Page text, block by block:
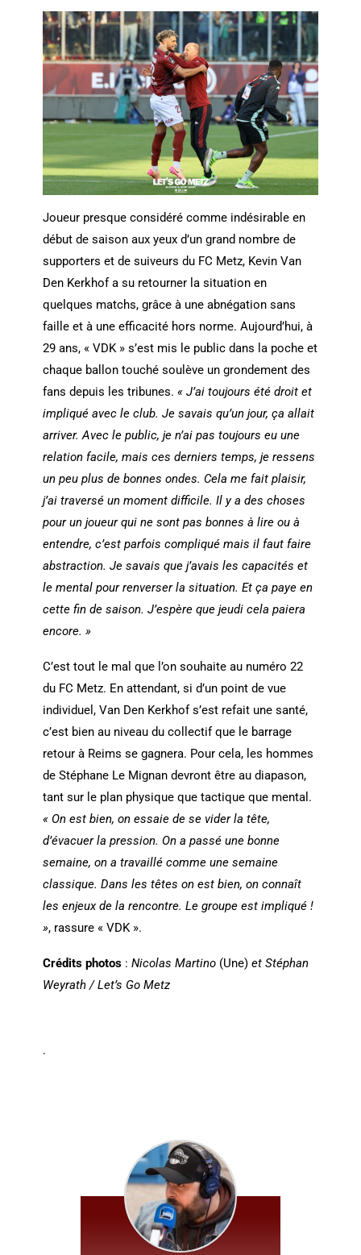
Joueur presque considéré comme indésirable en
début de saison aux yeux d’un grand nombre de
supporters et de suiveurs du FC Metz, Kevin Van
Den Kerkhof a su retourner la situation en
quelques matchs, grâce à une abnégation sans
faille et à une efficacité hors norme. Aujourd’hui, à
29 ans, « VDK » s’est mis le public dans la poche et
chaque ballon touché soulève un grondement des
fans depuis les tribunes. « J’ai toujours été droit et
impliqué avec le club. Je savais qu’un jour, ça allait
arriver. Avec le public, je n’ai pas toujours eu une
relation facile, mais ces derniers temps, je ressens
un peu plus de bonnes ondes. Cela me fait plaisir,
j’ai traversé un moment difficile. Il y a des choses
pour un joueur qui ne sont pas bonnes à lire ou à
entendre, c’est parfois compliqué mais il faut faire
abstraction. Je savais que j’avais les capacités et
le mental pour renverser la situation. Et ça paye en
cette fin de saison. J’espère que jeudi cela paiera
encore. »
C’est tout le mal que l’on souhaite au numéro 22
du FC Metz. En attendant, si d’un point de vue
individuel, Van Den Kerkhof s’est refait une santé,
c’est bien au niveau du collectif que le barrage
retour à Reims se gagnera. Pour cela, les hommes
de Stéphane Le Mignan devront être au diapason,
tant sur le plan physique que tactique que mental.
« On est bien, on essaie de se vider la tête,
d’évacuer la pression. On a passé une bonne
semaine, on a travaillé comme une semaine
classique. Dans les têtes on est bien, on connaît
les enjeux de la rencontre. Le groupe est impliqué !
», rassure « VDK ».
Crédits photos: Nicolas Martino(Une) et Stéphan
Weyrath / Let’s Go Metz
.